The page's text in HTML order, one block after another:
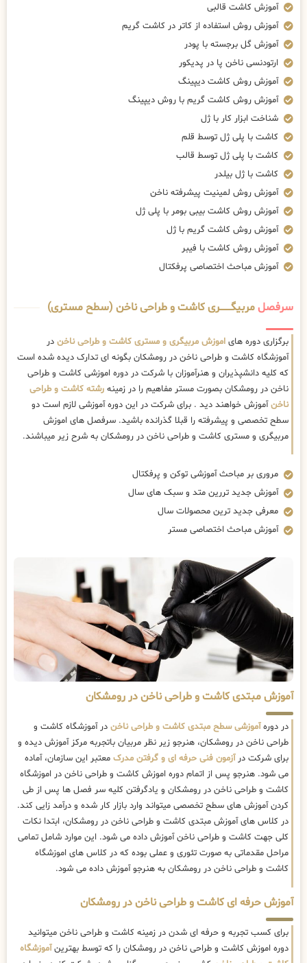
آموزش کاشت قالبی
آموزش روش استفاده از کاتر در کاشت گریم
آموزش گل برجسته با پودر
ارتودنسی ناخن پا در پدیکور
آموزش روش کاشت دیپینگ
آموزش روش کاشت گریم با روش دیپینگ
شناخت ابزار کار با ژل
کاشت با پلی ژل توسط قلم
کاشت با پلی ژل توسط قالب
کاشت با ژل بیلدر
آموزش روش لمینیت پیشرفته ناخن
آموزش روش کاشت بیبی بومر با پلی ژل
آموزش روش کاشت گریم با ژل
آموزش روش کاشت با فیبر
آموزش مباحث اختصاصی پرفکتال
سرفصلمربیگــــــــری کاشت و طراحی ناخن (سطح مستری)
برگزاری دوره های اموزش مربیگری و مستری کاشت و طراحی ناخن در
آموزشگاه کاشت و طراحی ناخن در رومشکان بگونه ای تدارک دیده شده است
که کلیه دانشپذیران و هنرآموزان با شرکت در دوره اموزشی کاشت و طراحی
ناخن در رومشکان بصورت مستر مفاهیم را در زمینه رشته کاشت و طراحی
ناخنآموزش خواهند دید . برای شرکت در این دوره آموزشی لازم است دو
سطح تخصصی و پیشرفته را قبلا گذرانده باشید. سرفصل های اموزش
مربیگری و مستری کاشت و طراحی ناخن در رومشکان به شرح زیر میباشند.
مروری بر مباحث آموزشی توکن و پرفکتال
آموزش جدید تررین متد و سبک های سال
معرفی جدید ترین محصولات سال
آموزش مباحث اختصاصی مستر
آموزش مبتدی کاشت و طراحی ناخن در رومشکان
در دورهآموزشی سطح مبتدی کاشت و طراحی ناخن در آموزشگاه کاشت و
طراحی ناخن در رومشکان، هنرجو زیر نظر مربیان باتجربه مرکز آموزش دیده و
برای شرکت درآزمون فنی حرفه ای و گرفتن مدرک معتبر این سازمان، آماده
می شود. هنرجو پس از اتمام دوره اموزش کاشت و طراحی ناخن در اموزشگاه
کاشت و طراحی ناخن در رومشکان و یادگرفتن کلیه سر فصل ها پس از طی
کردن آموزش های سطح تخصصی میتواند وارد بازار کار شده و درآمد زایی کند.
در کلاس های آموزش مبتدی کاشت و طراحی ناخن در رومشکان، ابتدا نکات
کلی جهت کاشت و طراحی ناخن آموزش داده می شود. این موارد شامل تمامی
مراحل مقدماتی به صورت تئوری و عملی بوده که در کلاس های اموزشگاه
کاشت و طراحی ناخن در رومشکان به هنرجو آموزش داده می شود.
آموزش حرفه ای کاشت و طراحی ناخن در رومشکان
برای کسب تجربه و حرفه ای شدن در زمینه کاشت و طراحی ناخن میتوانید
دوره اموزش کاشت و طراحی ناخن در رومشکان را که توسط بهترینآموزشگاه